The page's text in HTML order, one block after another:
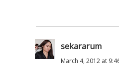
sekararum
March 4, 2012 at